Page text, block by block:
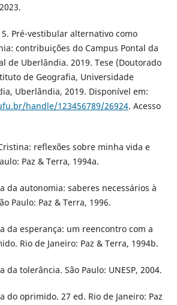
S. Pré-vestibular alternativo como
contribuições do Campus Pontal da
de Uberlândia. 2019. Tese (Doutorado
de Geografia, Universidade
Uberlândia, 2019. Disponível em:
handle/123456789/26924. Acesso
Cristina: reflexões sobre minha vida e
Paz & Terra, 1994a.
da autonomia: saberes necessários à
Paulo: Paz & Terra, 1996.
da esperança: um reencontro com a
Rio de Janeiro: Paz & Terra, 1994b.
da tolerância. São Paulo: UNESP, 2004.
do oprimido. 27 ed. Rio de Janeiro: Paz